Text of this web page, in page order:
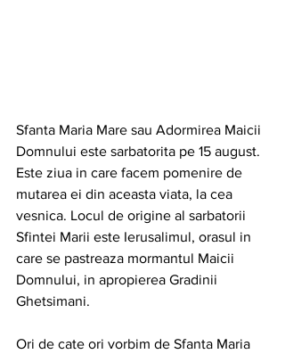
Sfanta Maria Mare sau Adormirea Maicii
Domnului este sarbatorita pe 15 august.
Este ziua in care facem pomenire de
mutarea ei din aceasta viata, la cea
vesnica. Locul de origine al sarbatorii
Sfintei Marii este Ierusalimul, orasul in
care se pastreaza mormantul Maicii
Domnului, in apropierea Gradinii
Ghetsimani.
Ori de cate ori vorbim de Sfanta Maria